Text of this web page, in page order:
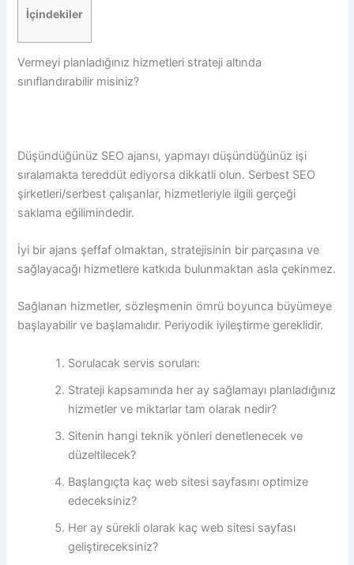
İçindekiler
Vermeyi planladığınız hizmetleri strateji altında
sınıflandırabilir misiniz?
Düşündüğünüz SEO ajansı, yapmayı düşündüğünüz işi
sıralamakta tereddüt ediyorsa dikkatli olun. Serbest SEO
şirketleri/serbest çalışanlar, hizmetleriyle ilgili gerçeği
saklama eğilimindedir.
İyi bir ajans şeffaf olmaktan, stratejisinin bir parçasına ve
sağlayacağı hizmetlere katkıda bulunmaktan asla çekinmez.
Sağlanan hizmetler, sözleşmenin ömrü boyunca büyümeye
başlayabilir ve başlamalıdır. Periyodik iyileştirme gereklidir.
Sorulacak servis soruları:
Strateji kapsamında her ay sağlamayı planladığınız
hizmetler ve miktarlar tam olarak nedir?
Sitenin hangi teknik yönleri denetlenecek ve
düzeltilecek?
Başlangıçta kaç web sitesi sayfasını optimize
edeceksiniz?
Her ay sürekli olarak kaç web sitesi sayfası
geliştireceksiniz?